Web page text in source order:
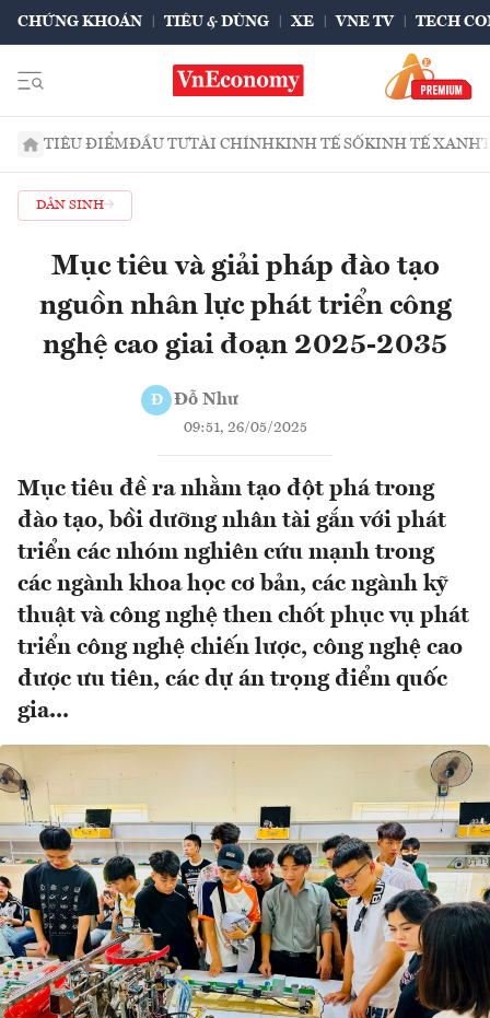
CHỨNG KHOÁN TIÊU & DÙNG XE VNE TV TECH
TIÊU ĐIỂMĐẦU TƯTÀI CHÍNHKINH TẾ SỐKINH TẾ XANH
DÂN SINH
Mục tiêu và giải pháp đào tạo
nguồn nhân lực phát triển công
nghệ cao giai đoạn 2025-2035
Đ Đỗ Như
09:51, 26/05/2025
Mục tiêu đề ra nhằm tạo đột phá trong
đào tạo, bồi dưỡng nhân tài gắn với phát
triển các nhóm nghiên cứu mạnh trong
các ngành khoa học cơ bản, các ngành kỹ
thuật và công nghệ then chốt phục vụ phát
triển công nghệ chiến lược, công nghệ cao
được ưu tiên, các dự án trọng điểm quốc
gia...